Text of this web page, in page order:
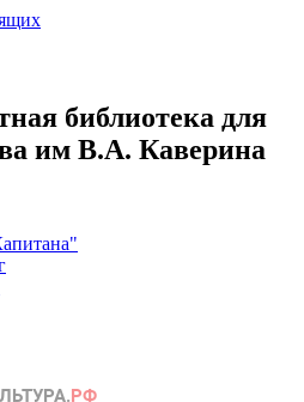
библиотека для
им В.А. Каверина